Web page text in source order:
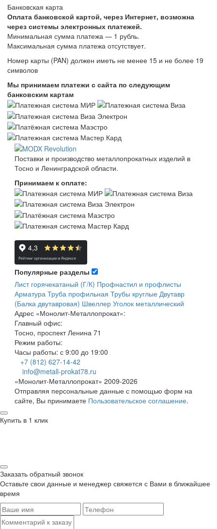
Банковская карта
Оплата банковской картой, через Интернет, возможна
через системы электронных платежей.
Минимальная сумма платежа — 1 рубль.
Максимальная сумма платежа отсутствует.
Номер карты (PAN) должен иметь не менее 15 и не более 19
символов
Мы принимаем платежи с сайта по следующим
банковским картам
Поставки и производство металлопрокатных изделий в
Тосно и Ленинградской области.
Принимаем к оплате:
Популярные разделы
Лист горячекатаный (Г/К) Профнастил и профлисты
Арматура Труба профильная Трубы круглые Двутавр
(Балка двутавровая) Швеллер Уголок металлический
Адрес «Монолит-Металлопрокат»:
Главный офис:
Тосно, проспект Ленина 71
Режим работы:
Часы работы: с 9:00 до 19:00
+7 (812) 627-14-42
info@metall-prokat78.ru
«Монолит-Металлопрокат» 2009-2026
Отправляя персональные данные с помощью форм на
сайте, Вы принимаете Пользовательское соглашение.
Купить в 1 клик
Заказать обратный звонок
Оставьте свои данные и менеджер свяжется с Вами в ближайшее
время